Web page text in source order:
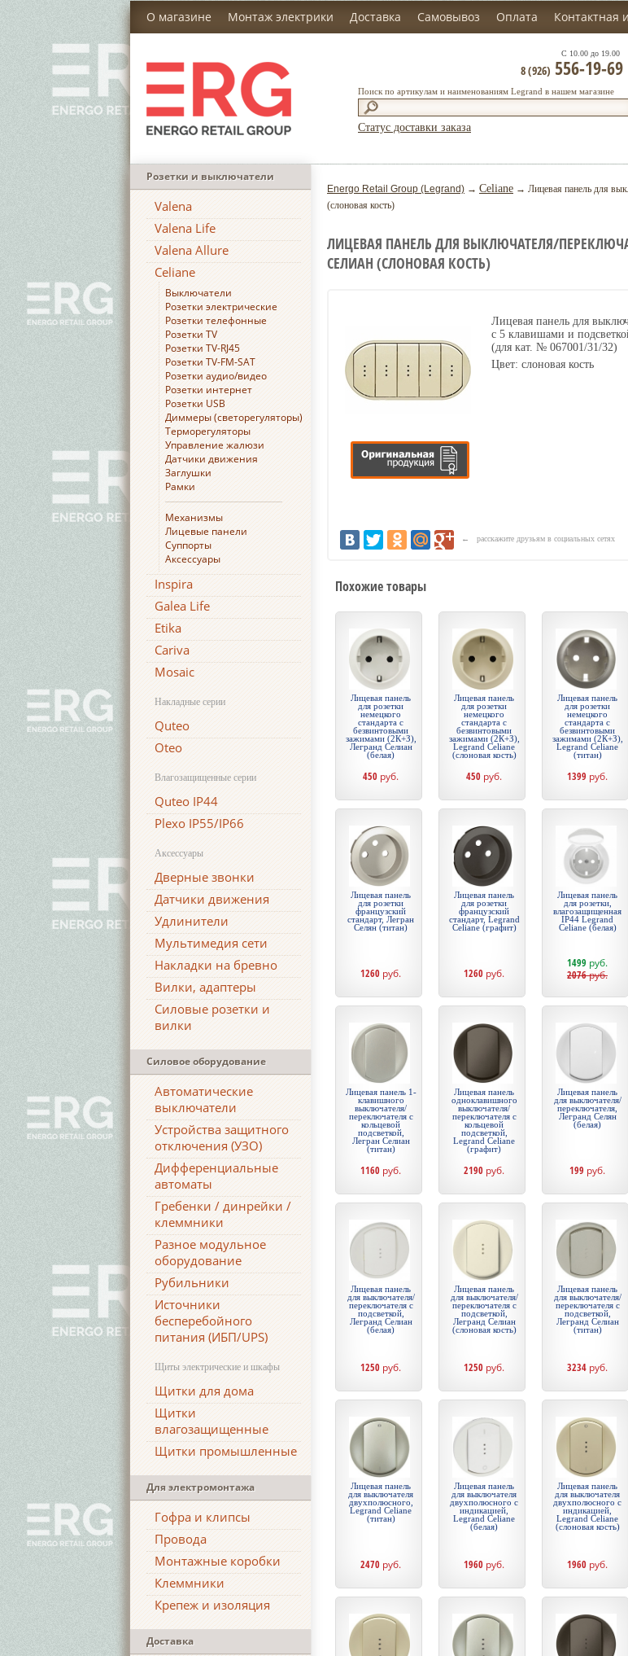
О магазине Монтаж электрики Доставка Самовывоз Оплата Контактная
Поиск по артикулам и наименованиям Legrand в нашем магазине
С 10.00 до 19.00
8 (926) 556-19-69
Статус доставки заказа
Розетки и выключатели
Valena
Valena Life
Valena Allure
Celiane
Выключатели
Розетки электрические
Розетки телефонные
Розетки TV
Розетки TV-RJ45
Розетки TV-FM-SAT
Розетки аудио/видео
Розетки интернет
Розетки USB
Диммеры (светорегуляторы)
Терморегуляторы
Управление жалюзи
Датчики движения
Заглушки
Рамки
Механизмы
Лицевые панели
Суппорты
Аксессуары
Inspira
Galea Life
Etika
Cariva
Mosaic
Накладные серии
Quteo
Oteo
Влагозащищенные серии
Quteo IP44
Plexo IP55/IP66
Аксессуары
Дверные звонки
Датчики движения
Удлинители
Мультимедия сети
Накладки на бревно
Вилки, адаптеры
Силовые розетки и
вилки
Силовое оборудование
Автоматические
выключатели
Устройства защитного
отключения (УЗО)
Дифференциальные
автоматы
Гребенки / динрейки /
клеммники
Разное модульное
оборудование
Рубильники
Источники
бесперебойного
питания (ИБП/UPS)
Щиты электрические и шкафы
Щитки для дома
Щитки
влагозащищенные
Щитки промышленные
Для электромонтажа
Гофра и клипсы
Провода
Монтажные коробки
Клеммники
Крепеж и изоляция
Доставка
Energo Retail Group (Legrand) → Celiane → Лицевая панель для
(слоновая кость)
ЛИЦЕВАЯ ПАНЕЛЬ ДЛЯ ВЫКЛЮЧАТЕЛЯ/
СЕЛИАН (СЛОНОВАЯ КОСТЬ)
Лицевая панель для
с 5 клавишами и
(для кат. № 067001/31/32)
Цвет: слоновая кость
← расскажите друзьям в социальных сетях
Похожие товары
Лицевая панель
для розетки
немецкого
стандарта с
безвинтовыми
зажимами (2К+З),
Легранд Селиан
(белая)
450 руб.
Лицевая панель
для розетки
немецкого
стандарта с
безвинтовыми
зажимами (2К+З),
Legrand Celiane
(слоновая кость)
450 руб.
Лицевая панель
для розетки
немецкого
стандарта с
безвинтовыми
зажимами (2К+З),
Legrand Celiane
(титан)
1399 руб.
Лицевая панель
для розетки
французский
стандарт, Легран
Селян (титан)
1260 руб.
Лицевая панель
для розетки
французский
стандарт, Legrand
Celiane (графит)
1260 руб.
Лицевая панель
для розетки,
влагозащищенная
IP44 Legrand
Celiane (белая)
1499 руб.
2076руб.
Лицевая панель 1-
клавишного
выключателя/
переключателя с
кольцевой
подсветкой,
Легран Селиан
(титан)
1160 руб.
Лицевая панель
одноклавишного
выключателя/
переключателя с
кольцевой
подсветкой,
Legrand Celiane
(графит)
2190 руб.
Лицевая панель
для выключателя/
переключателя,
Легранд Селян
(белая)
199 руб.
Лицевая панель
для выключателя/
переключателя с
подсветкой,
Легранд Селиан
(белая)
1250 руб.
Лицевая панель
для выключателя/
переключателя с
подсветкой,
Легранд Селиан
(слоновая кость)
1250 руб.
Лицевая панель
для выключателя/
переключателя с
подсветкой,
Легранд Селиан
(титан)
3234 руб.
Лицевая панель
для выключателя
двухполюсного,
Legrand Celiane
(титан)
2470 руб.
Лицевая панель
для выключателя
двухполюсного с
индикацией,
Legrand Celiane
(белая)
1960 руб.
Лицевая панель
для выключателя
двухполюсного с
индикацией,
Legrand Celiane
(слоновая кость)
1960 руб.